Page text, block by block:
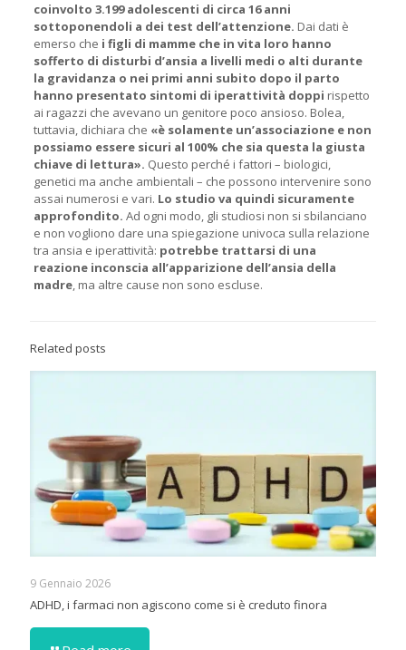
coinvolto 3.199 adolescenti di circa 16 anni
sottoponendoli a dei test dell’attenzione. Dai dati è
emerso che i figli di mamme che in vita loro hanno
sofferto di disturbi d’ansia a livelli medi o alti durante
la gravidanza o nei primi anni subito dopo il parto
hanno presentato sintomi di iperattività doppi rispetto
ai ragazzi che avevano un genitore poco ansioso. Bolea,
tuttavia, dichiara che «è solamente un’associazione e non
possiamo essere sicuri al 100% che sia questa la giusta
chiave di lettura». Questo perché i fattori – biologici,
genetici ma anche ambientali – che possono intervenire sono
assai numerosi e vari. Lo studio va quindi sicuramente
approfondito. Ad ogni modo, gli studiosi non si sbilanciano
e non vogliono dare una spiegazione univoca sulla relazione
tra ansia e iperattività: potrebbe trattarsi di una
reazione inconscia all’apparizione dell’ansia della
madre, ma altre cause non sono escluse.
Related posts
9 Gennaio 2026
ADHD, i farmaci non agiscono come si è creduto finora